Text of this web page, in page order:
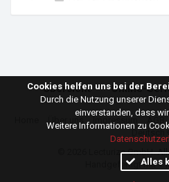
Übersicht Online-
Impressum
Deutsch
Lecturize GmbH.
Handgefertigt mit ♥
Cookies helfen uns bei der
Durch die Nutzung unserer
einverstanden, dass
Weitere Informationen zu
Alles